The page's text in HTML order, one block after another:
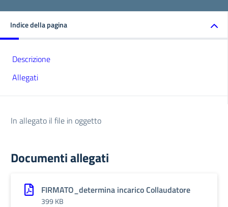
Indice della pagina
Descrizione
Allegati
In allegato il file in oggetto
Documenti allegati
FIRMATO_determina incarico Collaudatore
399 KB